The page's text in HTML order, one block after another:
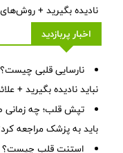
نادیده بگیرید +
اخبار پربازدید
نباید نادیده بگیرید +
تپش قلب؛ چه زمانی
باید به پزشک مراجعه
استنت قلب چیست؟ |